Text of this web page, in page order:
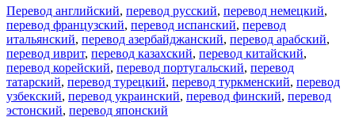
Перевод английский, перевод русский, перевод немецкий,
перевод французский, перевод испанский, перевод
итальянский, перевод азербайджанский, перевод арабский,
перевод иврит, перевод казахский, перевод китайский,
перевод корейский, перевод португальский, перевод
татарский, перевод турецкий, перевод туркменский, перевод
узбекский, перевод украинский, перевод финский, перевод
эстонский, перевод японский